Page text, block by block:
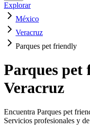
Explorar
México
Veracruz
Parques pet friendly
Parques pet
Veracruz
Encuentra Parques pet
Servicios profesionales y